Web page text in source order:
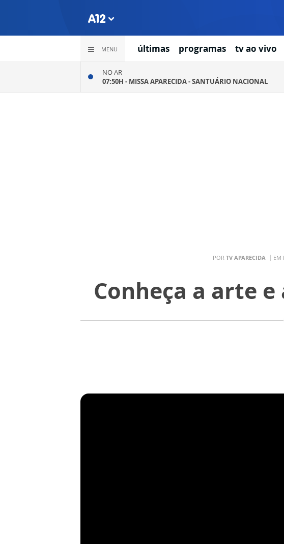
MENU últimas programas tv ao vivo
NO AR
07:50H - MISSA APARECIDA - SANTUÁRIO NACIONAL
POR TV APARECIDA EM
Conheça a arte